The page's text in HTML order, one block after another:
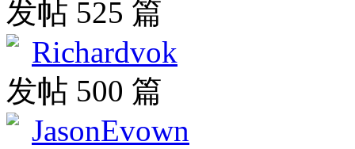
发帖 525 篇
Richardvok
发帖 500 篇
JasonEvown